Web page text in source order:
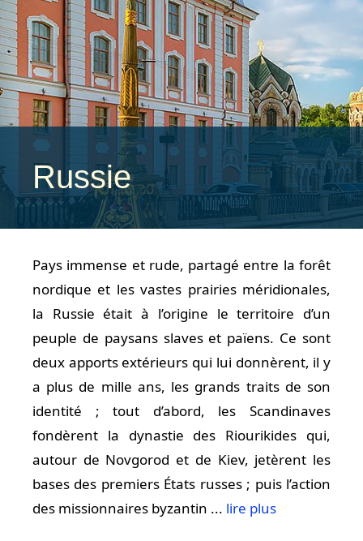
Russie
Pays immense et rude, partagé entre la forêt
nordique et les vastes prairies méridionales,
la Russie était à l’origine le territoire d’un
peuple de paysans slaves et païens. Ce sont
deux apports extérieurs qui lui donnèrent, il y
a plus de mille ans, les grands traits de son
identité ; tout d’abord, les Scandinaves
fondèrent la dynastie des Riourikides qui,
autour de Novgorod et de Kiev, jetèrent les
bases des premiers États russes ; puis l’action
des missionnaires byzantin ... lire plus